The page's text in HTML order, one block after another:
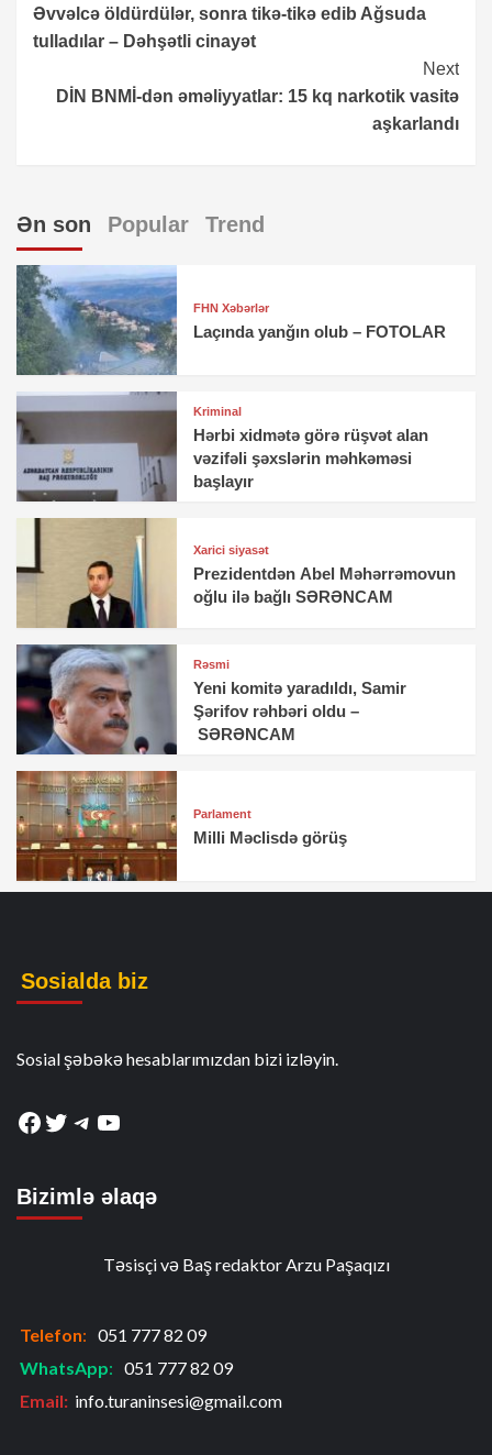
Reading
Əvvəlcə öldürdülər, sonra tikə-tikə edib Ağsuda
tulladılar – Dəhşətli cinayət
Next
DİN BNMİ-dən əməliyyatlar: 15 kq narkotik vasitə
aşkarlandı
Ən son Popular Trend
FHN Xəbərlər
Laçında yanğın olub – FOTOLAR
Kriminal
Hərbi xidmətə görə rüşvət alan
vəzifəli şəxslərin məhkəməsi
başlayır
Xarici siyasət
Prezidentdən Abel Məhərrəmovun
oğlu ilə bağlı SƏRƏNCAM
Rəsmi
Yeni komitə yaradıldı, Samir
Şərifov rəhbəri oldu –
SƏRƏNCAM
Parlament
Milli Məclisdə görüş
Sosialda biz
Sosial şəbəkə hesablarımızdan bizi izləyin.
Facebook
Twitter
Telegram
YouTube
Bizimlə əlaqə
Təsisçi və Baş redaktor Arzu Paşaqızı
Telefon: 051 777 82 09
WhatsApp: 051 777 82 09
Email: info.turaninsesi@gmail.com